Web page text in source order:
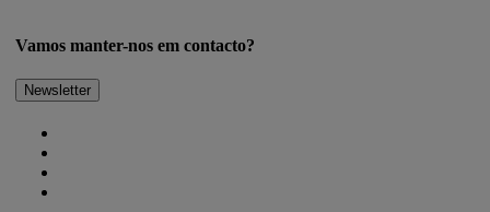
Vamos manter-nos em contacto?
Newsletter